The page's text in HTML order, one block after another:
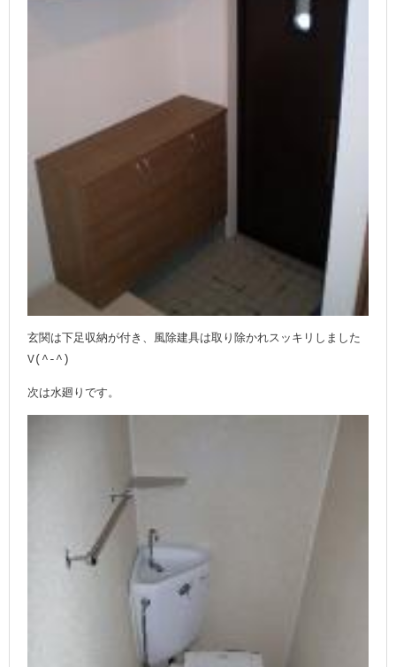
玄関は下足収納が付き、風除建具は取り除かれスッキリしました
V(^-^)
次は水廻りです。